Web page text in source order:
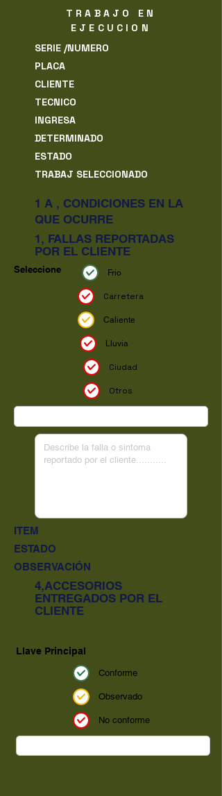
TRABAJO EN
EJECUCION
SERIE /NUMERO
PLACA
CLIENTE
TECNICO
INGRESA
DETERMINADO
ESTADO
TRABAJ SELECCIONADO
1 A , CONDICIONES EN LA
QUE OCURRE
1, FALLAS REPORTADAS
POR EL CLIENTE
Seleccione Frio
Carretera
Caliente
Lluvia
Ciudad
Otros
ITEM
ESTADO
OBSERVACIÓN
4,ACCESORIOS
ENTREGADOS POR EL
CLIENTE
Llave Principal
Conforme
Observado
No conforme